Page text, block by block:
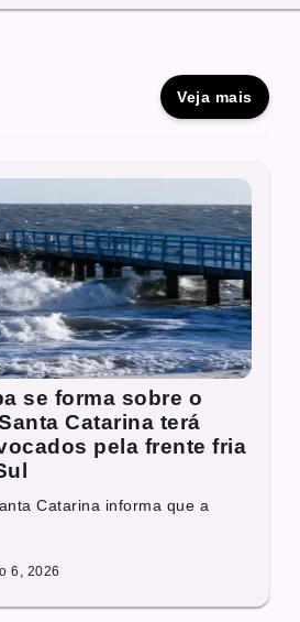
Veja mais
se forma sobre o
Catarina terá
pela frente fria
Catarina informa que a
6, 2026